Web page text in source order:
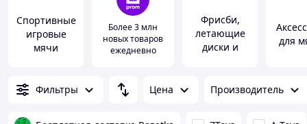
Спортивные
игровые
мячи
Более 3 млн
новых товаров
ежедневно
Фрисби,
летающие
диски и
для
Фильтры Цена Производитель